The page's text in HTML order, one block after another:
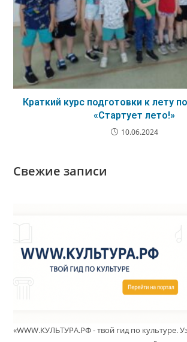
Краткий курс подготовки к лету
«Стартует лето!»
10.06.2024
Свежие записи
«WWW.КУЛЬТУРА.РФ - твой гид по культуре.